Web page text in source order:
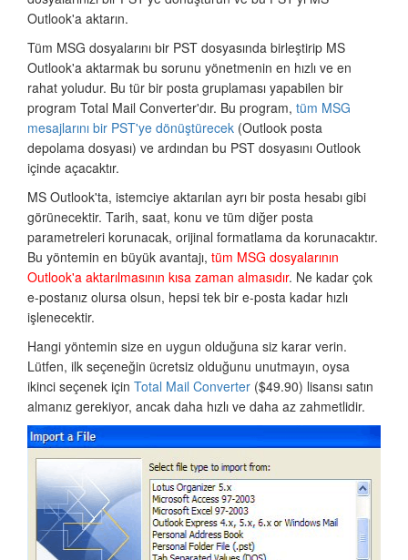
Outlook'a aktarın.
Tüm MSG dosyalarını bir PST dosyasında birleştirip MS
Outlook'a aktarmak bu sorunu yönetmenin en hızlı ve en
rahat yoludur. Bu tür bir posta gruplaması yapabilen bir
program Total Mail Converter'dır. Bu program, tüm MSG
mesajlarını bir PST'ye dönüştürecek (Outlook posta
depolama dosyası) ve ardından bu PST dosyasını Outlook
içinde açacaktır.
MS Outlook'ta, istemciye aktarılan ayrı bir posta hesabı gibi
görünecektir. Tarih, saat, konu ve tüm diğer posta
parametreleri korunacak, orijinal formatlama da korunacaktır.
Bu yöntemin en büyük avantajı, tüm MSG dosyalarının
Outlook'a aktarılmasının kısa zaman almasıdır. Ne kadar çok
e-postanız olursa olsun, hepsi tek bir e-posta kadar hızlı
işlenecektir.
Hangi yöntemin size en uygun olduğuna siz karar verin.
Lütfen, ilk seçeneğin ücretsiz olduğunu unutmayın, oysa
ikinci seçenek için Total Mail Converter ($49.90) lisansı satın
almanız gerekiyor, ancak daha hızlı ve daha az zahmetlidir.